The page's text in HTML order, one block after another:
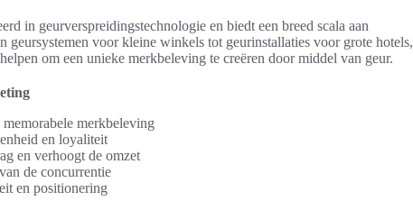
in geurverspreidingstechnologie en biedt een breed scala aan
geursystemen voor kleine winkels tot geurinstallaties voor grote hotels,
om een unieke merkbeleving te creëren door middel van geur.
merkbeleving
en loyaliteit
en verhoogt de omzet
de concurrentie
en positionering